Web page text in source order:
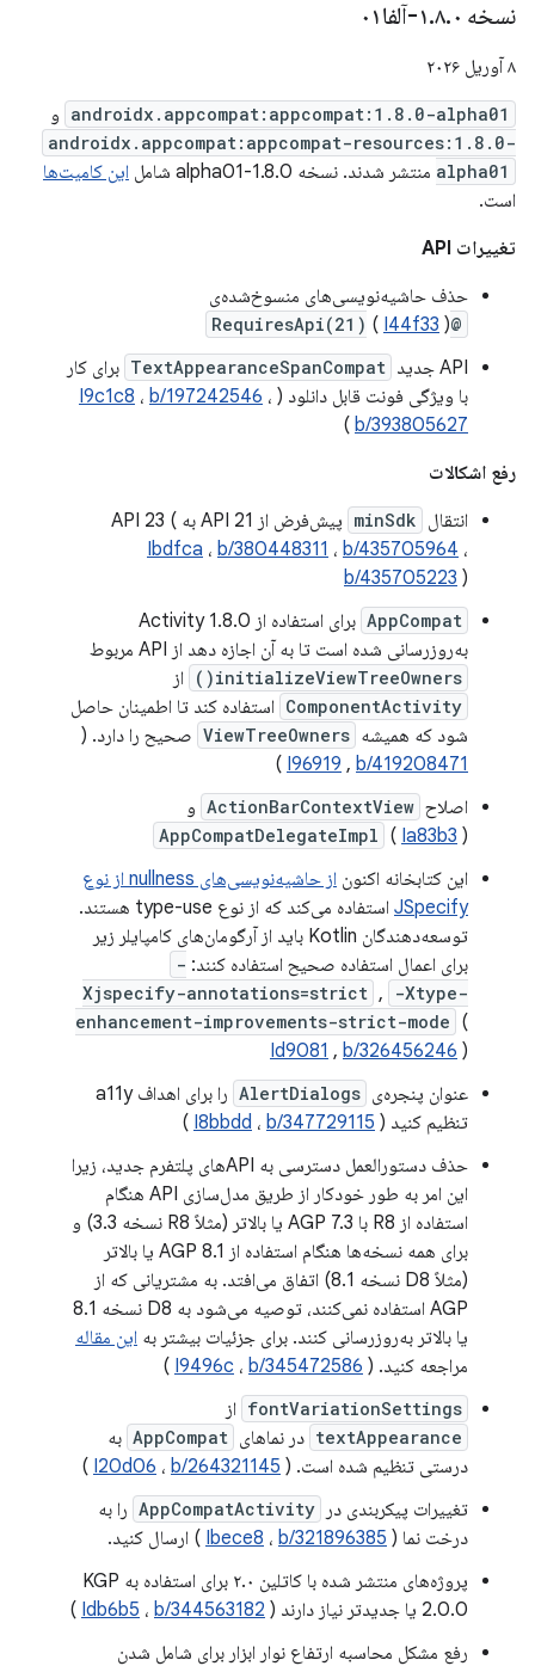
نسخه ۱ .۸.۰-آلفا۰۱
۸ آوریل ۲۰۲۶
androidx.appcompat:appcompat:1.8.0-alpha01 و
androidx.appcompat:appcompat-resources:1.8.0-
alpha01 منتشر شدند. نسخه 1.8.0-alpha01 شامل
این کامیت‌ها
است.
تغییرات API
حذف حاشیه‌نویسی‌های منسوخ‌شده‌ی
@RequiresApi(21)
( I44f33 )
API جدید
TextAppearanceSpanCompat برای کار
با ویژگی فونت قابل دانلود (
I9c1c8 ، b/197242546 ،
b/393805627
)
رفع اشکالات
انتقال minSdk پیش‌فرض از API 21 به API 23 (
Ibdfca ، b/380448311 ، b/435705964 ،
b/435705223 )
AppCompat
برای استفاده از Activity 1.8.0
به‌روزرسانی شده است تا به آن اجازه دهد از API مربوط
initializeViewTreeOwners() از
ComponentActivity استفاده کند تا اطمینان حاصل
شود که همیشه ViewTreeOwners صحیح را دارد. (
I96919 , b/419208471
)
اصلاح ActionBarContextView و
AppCompatDelegateImpl ( Ia83b3 )
این کتابخانه اکنون
از حاشیه‌نویسی‌های nullness از نوع
JSpecify
استفاده می‌کند که از نوع type-use هستند.
توسعه‌دهندگان Kotlin باید از آرگومان‌های کامپایلر زیر
برای اعمال استفاده صحیح استفاده کنند: -
Xjspecify-annotations=strict ,
-Xtype-
enhancement-improvements-strict-mode (
Id9081 , b/326456246 )
عنوان پنجره‌ی AlertDialogs
را برای اهداف a11y
تنظیم کنید (
I8bbdd ، b/347729115
)
حذف دستورالعمل دسترسی به APIهای پلتفرم جدید، زیرا
این امر به طور خودکار از طریق مدل‌سازی API هنگام
استفاده از R8 با AGP 7.3 یا بالاتر (مثلاً R8 نسخه 3.3) و
برای همه نسخه‌ها هنگام استفاده از AGP 8.1 یا بالاتر
(مثلاً D8 نسخه 8.1) اتفاق می‌افتد. به مشتریانی که از
AGP استفاده نمی‌کنند، توصیه می‌شود به D8 نسخه 8.1
یا بالاتر به‌روزرسانی کنند. برای جزئیات بیشتر به این مقاله
مراجعه کنید. (
I9496c ، b/345472586
)
fontVariationSettings از
textAppearance در نماهای AppCompat به
درستی تنظیم شده است. (
I20d06 ، b/264321145
)
تغییرات پیکربندی در
AppCompatActivity را به
درخت نما (
Ibece8 ، b/321896385
) ارسال کنید.
پروژه‌های منتشر شده با کاتلین ۲.۰ برای استفاده به KGP
2.0.0 یا جدیدتر نیاز دارند (
Idb6b5 ، b/344563182
)
رفع مشکل محاسبه ارتفاع نوار ابزار برای شامل شدن